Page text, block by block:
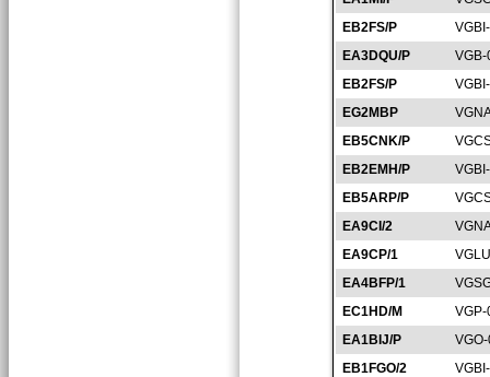
EB2FS/P
EA3DQU/P
EB2FS/P
EG2MBP
EB5CNK/P
EB2EMH/P
EB5ARP/P
EA9CI/2
EA9CP/1
EA4BFP/1
EC1HD/M
EA1BIJ/P
EB1FGO/2